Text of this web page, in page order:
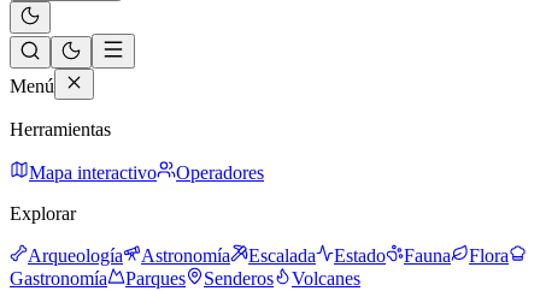
Menú
Herramientas
Mapa interactivo
Operadores
Explorar
Arqueología Astronomía Escalada Estado Fauna
Flora
Gastronomía
Parques Senderos
Volcanes